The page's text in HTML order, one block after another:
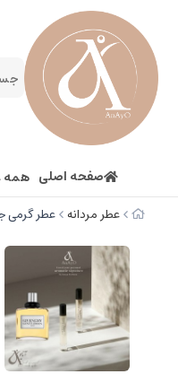
صفحه اصلی همه
عطر مردانه عطر گرمی